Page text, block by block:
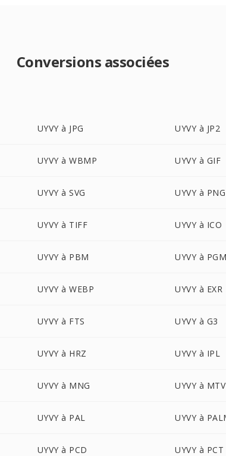
Conversions associées
UYVY à JPG UYVY à JP2
UYVY à WBMP UYVY à GIF
UYVY à SVG UYVY à PNG
UYVY à TIFF UYVY à ICO
UYVY à PBM UYVY à
UYVY à WEBP UYVY à EXR
UYVY à FTS UYVY à G3
UYVY à HRZ UYVY à IPL
UYVY à MNG UYVY à MTV
UYVY à PAL UYVY à
UYVY à PCD UYVY à PCT